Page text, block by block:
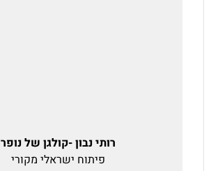
רותי נבון -קולגן של נופר
פיתוח ישראלי מקורי